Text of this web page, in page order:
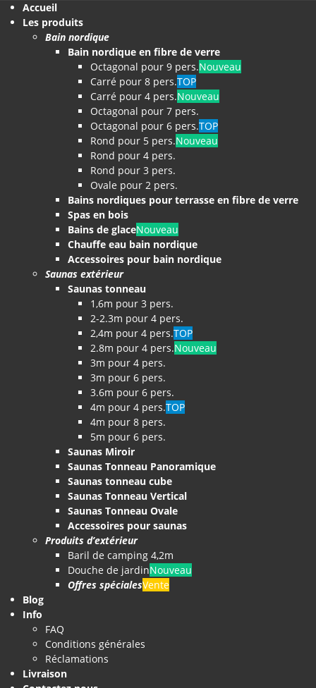
Accueil
Les produits
Bain nordique
Bain nordique en fibre de verre
Octagonal pour 9 pers.Nouveau
Carré pour 8 pers.TOP
Carré pour 4 pers.Nouveau
Octagonal pour 7 pers.
Octagonal pour 6 pers.TOP
Rond pour 5 pers.Nouveau
Rond pour 4 pers.
Rond pour 3 pers.
Ovale pour 2 pers.
Bains nordiques pour terrasse en fibre de verre
Spas en bois
Bains de glaceNouveau
Chauffe eau bain nordique
Accessoires pour bain nordique
Saunas extérieur
Saunas tonneau
1,6m pour 3 pers.
2-2.3m pour 4 pers.
2,4m pour 4 pers.TOP
2.8m pour 4 pers.Nouveau
3m pour 4 pers.
3m pour 6 pers.
3.6m pour 6 pers.
4m pour 4 pers.TOP
4m pour 8 pers.
5m pour 6 pers.
Saunas Miroir
Saunas Tonneau Panoramique
Saunas tonneau cube
Saunas Tonneau Vertical
Saunas Tonneau Ovale
Accessoires pour saunas
Produits d’extérieur
Baril de camping 4,2m
Douche de jardinNouveau
Offres spécialesVente
Blog
Info
FAQ
Conditions générales
Réclamations
Livraison